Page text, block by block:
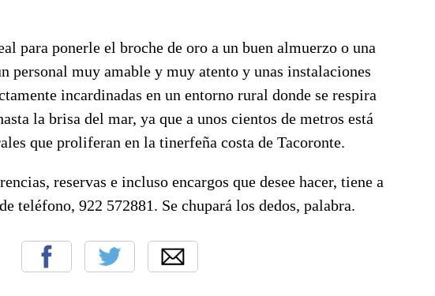
para ponerle el broche de oro a un buen almuerzo o una
personal muy amable y muy atento y unas instalaciones
incardinadas en un entorno rural donde se respira
la brisa del mar, ya que a unos cientos de metros está
que proliferan en la tinerfeña costa de Tacoronte.
reservas e incluso encargos que desee hacer, tiene a
teléfono, 922 572881. Se chupará los dedos, palabra.